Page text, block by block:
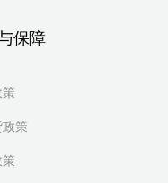
保障
策